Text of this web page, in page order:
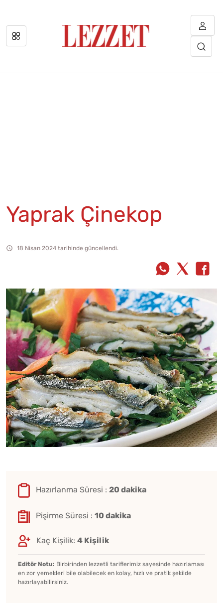
Yaprak Çinekop
18 Nisan 2024 tarihinde güncellendi.
Hazırlanma Süresi : 20 dakika
Pişirme Süresi : 10 dakika
Kaç Kişilik: 4 Kişilik
Editör Notu: Birbirinden lezzetli tariflerimiz sayesinde hazırlaması
en zor yemekleri bile olabilecek en kolay, hızlı ve pratik şekilde
hazırlayabilirsiniz.